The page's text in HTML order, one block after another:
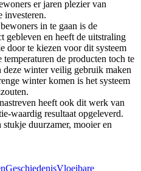
er jaren plezier van
investeren.
in te gaan is de
gebleven en heeft de uitstraling
door te kiezen voor dit systeem
de producten toch te
winter veilig gebruik maken
winter komen is het systeem
heeft ook dit werk van
waardig resultaat opgeleverd.
duurzamer, mooier en
GeschiedenisVloeibare